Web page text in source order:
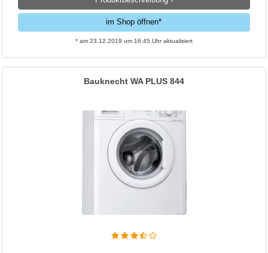
im Shop öffnen*
* am 23.12.2019 um 16:45 Uhr aktualisiert
Bauknecht WA PLUS 844